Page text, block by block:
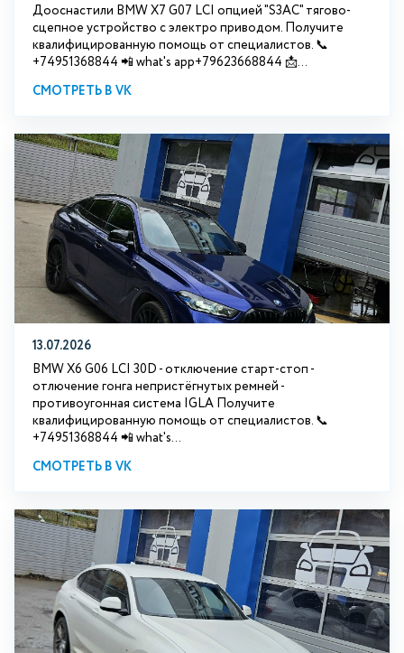
Дооснастили BMW Х7 G07 LCI опцией "S3АС" тягово-
сцепное устройство с электро приводом. Получите
квалифицированную помощь от специалистов. 📞
+74951368844 📲 what's app+79623668844 📩...
СМОТРЕТЬ В VK
13.07.2026
BMW X6 G06 LCI 30D - отключение старт-стоп -
отлючение гонга непристёгнутых ремней -
противоугонная система IGLA Получите
квалифицированную помощь от специалистов. 📞
+74951368844 📲 what's...
СМОТРЕТЬ В VK